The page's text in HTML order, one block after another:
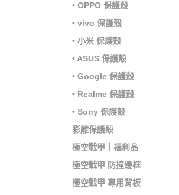
• OPPO 保護殼
• vivo 保護殼
• 小米 保護殼
• ASUS 保護殼
• Google 保護殼
• Realme 保護殼
• Sony 保護殼
彩雕保護殼
極空戰甲｜福利品
極空戰甲 防撞邊框
極空戰甲 專用背板